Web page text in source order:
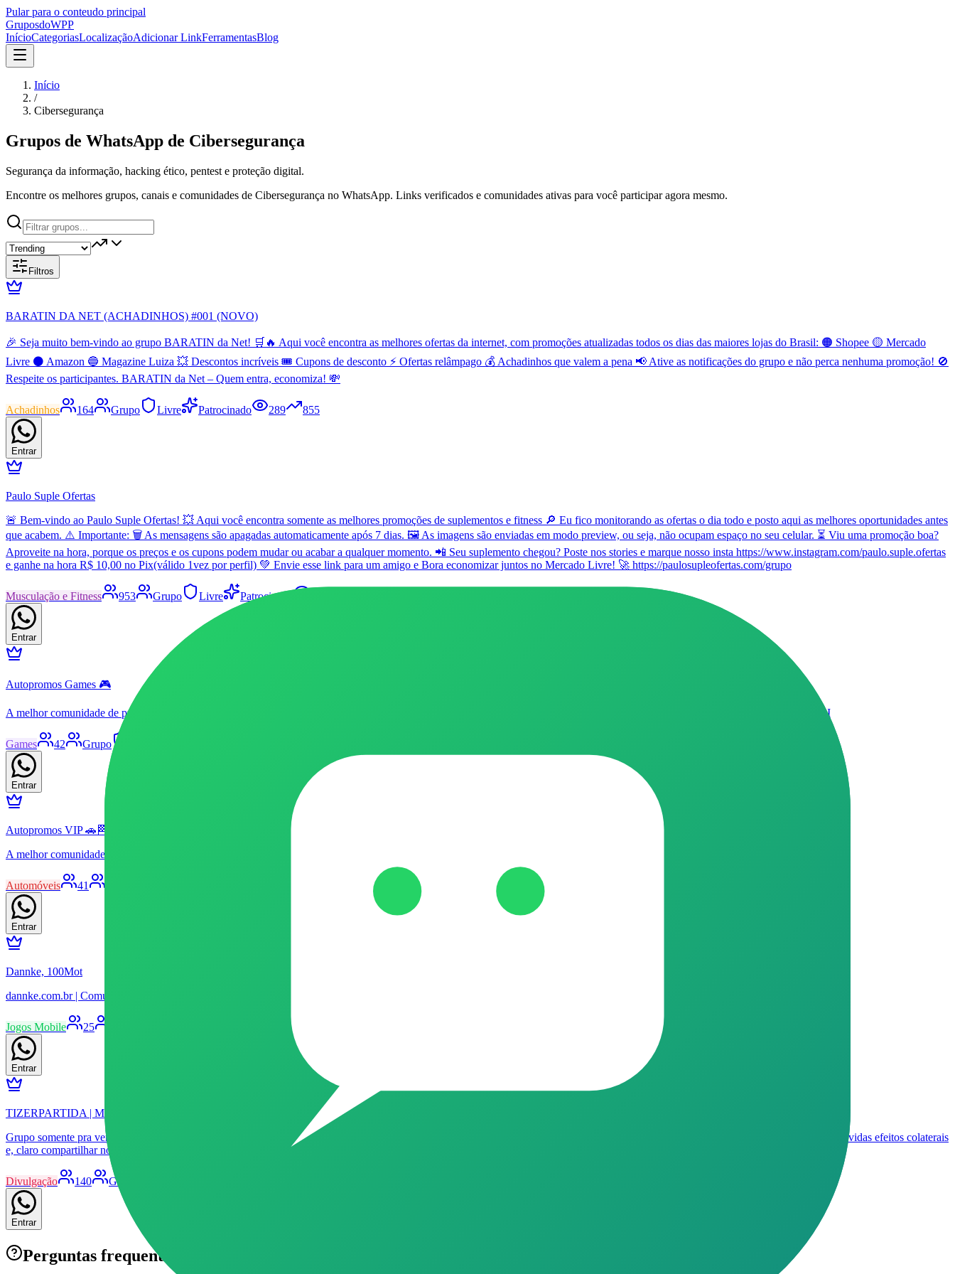
Pular para o conteudo principal
GruposdoWPP
InícioCategoriasLocalizaçãoAdicionar LinkFerramentasBlog
Início
/
Cibersegurança
Grupos de WhatsApp de Cibersegurança
Segurança da informação, hacking ético, pentest e proteção digital.
Encontre os melhores grupos, canais e comunidades de Cibersegurança no WhatsApp. Links verificados e comunidades ativas para você participar agora mesmo.
Filtros
BARATIN DA NET (ACHADINHOS) #001 (NOVO)
🎉 Seja muito bem-vindo ao grupo BARATIN da Net! 🛒🔥 Aqui você encontra as melhores ofertas da internet, com promoções atualizadas todos os dias das maiores lojas do Brasil: 🟠 Shopee 🟡 Mercado
Livre ⚫ Amazon 🔵 Magazine Luiza 💥 Descontos incríveis 🎟️ Cupons de desconto ⚡ Ofertas relâmpago 💰 Achadinhos que valem a pena 📢 Ative as notificações do grupo e não perca nenhuma promoção! 🚫
Respeite os participantes. BARATIN da Net – Quem entra, economiza! 💸
Achadinhos 164 Grupo Livre Patrocinado 289 855
Entrar
Paulo Suple Ofertas
🚨 Bem-vindo ao Paulo Suple Ofertas! 💥 Aqui você encontra somente as melhores promoções de suplementos e fitness 🔎 Eu fico monitorando as ofertas o dia todo e posto aqui as melhores oportunidades antes
que acabem. ⚠️ Importante: 🗑️ As mensagens são apagadas automaticamente após 7 dias. 🖼️ As imagens são enviadas em modo preview, ou seja, não ocupam espaço no seu celular. ⏳ Viu uma promoção boa?
Aproveite na hora, porque os preços e os cupons podem mudar ou acabar a qualquer momento. 📲 Seu suplemento chegou? Poste nos stories e marque nosso insta https://www.instagram.com/paulo.suple.ofertas
e ganhe na hora R$ 10,00 no Pix(válido 1vez por perfil) 💚 Envie esse link para um amigo e Bora economizar juntos no Mercado Livre! 🚀 https://paulosupleofertas.com/grupo
Musculação e Fitness 953 Grupo Livre Patrocinado
Entrar
Autopromos Games 🎮
A melhor comunidade de promoções relacionadas ao mundo gamer, venha economizar com a Autopromos!! Adicione seus amigos https://chat.whatsapp.com/K28s6q9z5jd93Hdt0QIs8I
Games 42 Grupo
Entrar
Autopromos VIP 🚗🏁
A melhor comunidade de promoções relacionadas ao mundo automotivo, venha economizar com a gente!! Adicione seus amigos https://chat.whatsapp.com/GrXkGdcqm3eFH1kZ9fWeIB
Automóveis 41
Entrar
Dannke, 100Mot
dannke.com.br | Comunidade de 100mot, MMORPG de ação indie mobile
Jogos Mobile 25
Entrar
TIZERPARTIDA | MONJAURO | Brasil
Grupo somente pra vendas das anpolas do mojauro se não respeita as regras será removido!de apoio ao uso da tirzepatida espaço para trocarmos dicas de alimentação ideias experiências, dúvidas efeitos colaterais
e, claro compartilhar nossos resultados! Juntos e mais leve e mais motivador. Vamos em Frente, rumo ao nosso melhor, 2026, vamos que vamos 🙌🏼🙏
Divulgação 140 Grupo
Entrar
Perguntas frequentes sobre grupos de